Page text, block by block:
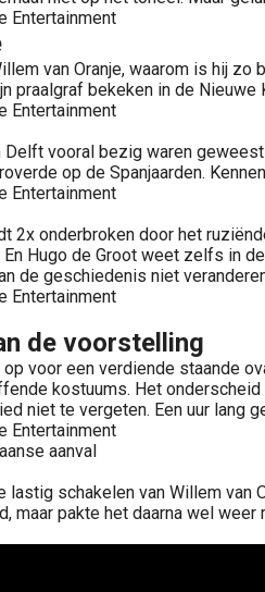
van Oranje, waarom is hij
praalgraf bekeken in de
vooral bezig waren
op de Spanjaarden.
2x onderbroken door het
Hugo de Groot weet zelfs in
de geschiedenis niet
de voorstelling
voor een verdiende staande
kostuums. Het
niet te vergeten. Een uur lang
aanval
schakelen van Willem van
maar pakte het daarna wel weer